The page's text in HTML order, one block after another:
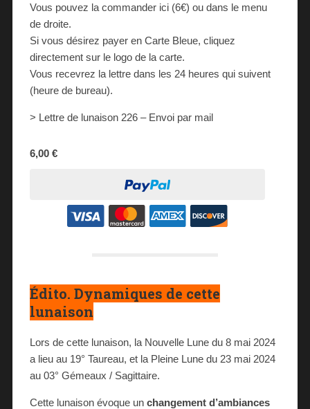
Vous pouvez la commander ici (6€) ou dans le menu
de droite.
Si vous désirez payer en Carte Bleue, cliquez
directement sur le logo de la carte.
Vous recevrez la lettre dans les 24 heures qui suivent
(heure de bureau).
> Lettre de lunaison 226 – Envoi par mail
6,00 €
Édito. Dynamiques de cette
lunaison
Lors de cette lunaison, la Nouvelle Lune du 8 mai 2024
a lieu au 19° Taureau, et la Pleine Lune du 23 mai 2024
au 03° Gémeaux / Sagittaire.
Cette lunaison évoque un changement d’ambiances